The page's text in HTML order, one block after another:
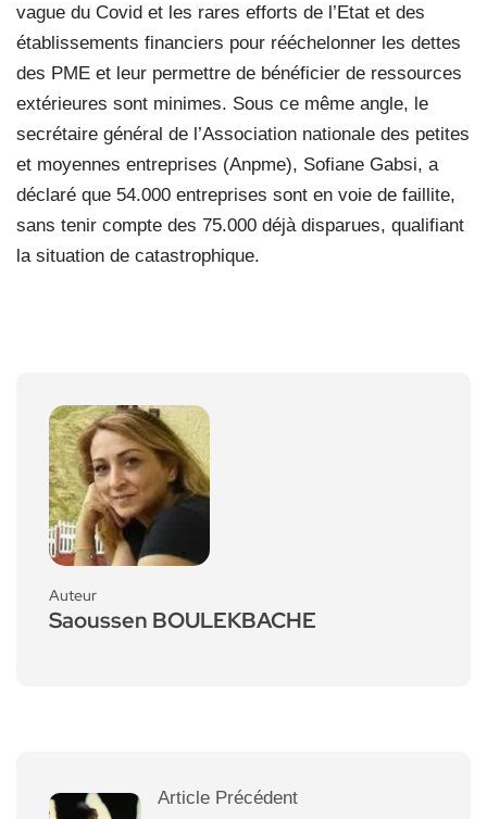
vague du Covid et les rares efforts de l’Etat et des
établissements financiers pour rééchelonner les dettes
des PME et leur permettre de bénéficier de ressources
extérieures sont minimes. Sous ce même angle, le
secrétaire général de l’Association nationale des petites
et moyennes entreprises (Anpme), Sofiane Gabsi, a
déclaré que 54.000 entreprises sont en voie de faillite,
sans tenir compte des 75.000 déjà disparues, qualifiant
la situation de catastrophique.
Auteur
Saoussen BOULEKBACHE
Article Précédent